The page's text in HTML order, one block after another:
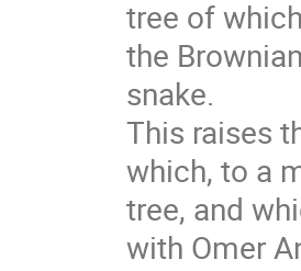
tree of
the
snake.
This raises
which, to a
tree, and
with Omer